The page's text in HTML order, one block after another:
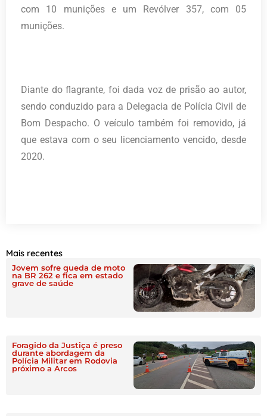
com 10 munições e um Revólver 357, com 05
munições.
Diante do flagrante, foi dada voz de prisão ao autor,
sendo conduzido para a Delegacia de Polícia Civil de
Bom Despacho. O veículo também foi removido, já
que estava com o seu licenciamento vencido, desde
2020.
Mais recentes
Jovem sofre queda de moto
na BR 262 e fica em estado
grave de saúde
Foragido da Justiça é preso
durante abordagem da
Polícia Militar em Rodovia
próximo a Arcos